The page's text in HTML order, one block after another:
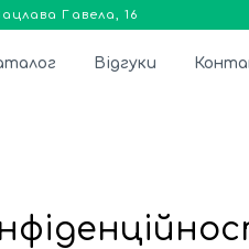
Гавела, 16
Відгуки